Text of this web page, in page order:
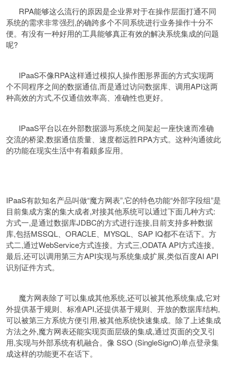
RPA能够这么流行的原因是企业界对于在操作层面打通不同
系统的需求非常强烈,的确跨多个不同系统进行业务操作十分不
便。有没有一种好用的工具能够真正有效的解决系统集成的问题
呢?
IPaaS不像RPA这样通过模拟人操作图形界面的方式实现两
个不同程序之间的数据通信,而是通过访问数据库、调用API这两
种高效的方式,不仅通信效率高、准确性也更好。
IPaaS平台以在外部数据源与系统之间架起一座快速而准确
交流的桥梁,数据通信质量、速度都远胜RPA方式。这种沟通彼此
的功能在现实生活中有着颇多应用。
IPaaS有款知名产品叫做“魔方网表”,它的特色功能“外部字段组”是
目前集成方案的集大成者,对接其他系统可以通过下面几种方式:
方式一,是通过数据库JDBC的方式进行连接,目前支持多种数据
库,包括MSSQL、ORACLE、MYSQL、SAP IQ都不在话下。方
式二,通过WebService方式连接。方式三,ODATA API方式连接。
最后,还可以调用第三方API实现与系统集成扩展,类似百度AI API
识别证件方式。
魔方网表除了可以集成其他系统,还可以被其他系统集成,它对
外提供基于规则、标准API,还提供基于规则、开放的数据库结构,
可以被第三方系统方便引用,被其他系统快速集成。除了上述集成
方法之外,魔方网表还能实现页面层级的集成,通过页面的交叉引
用,实现与外部系统有机融合。像 SSO (SingleSignO)单点登录集
成这样的功能更不在话下。